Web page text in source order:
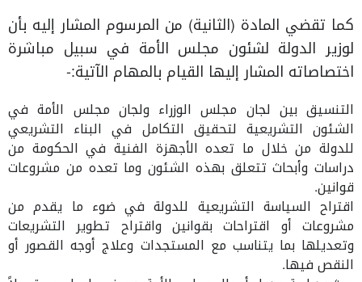
كما تقضي المادة (الثانية) من المرسوم المشار إليه بأن
لوزير الدولة لشئون مجلس الأمة في سبيل مباشرة
اختصاصاته المشار إليها القيام بالمهام الآتية:-
التنسيق بين لجان مجلس الوزراء ولجان مجلس الأمة في
الشئون التشريعية لتحقيق التكامل في البناء التشريعي
للدولة من خلال ما تعده الأجهزة الفنية في الحكومة من
دراسات وأبحاث تتعلق بهذه الشئون وما تعده من مشروعات
قوانين.
اقتراح السياسة التشريعية للدولة في ضوء ما يقدم من
مشروعات أو اقتراحات بقوانين واقتراح تطوير التشريعات
وتعديلها بما يتناسب مع المستجدات وعلاج أوجه القصور أو
النقص فيها.